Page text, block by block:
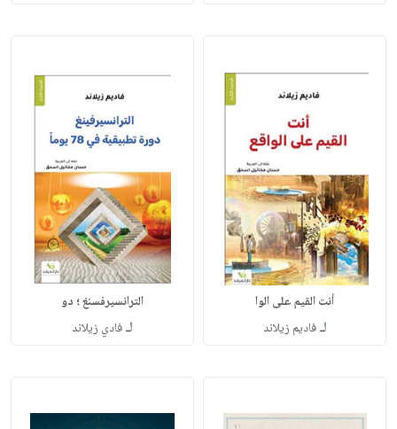
أنت القيم على الوا
لـفاديم زيلاند
الترانسيرفسنغ ؛ دو
لـفادي زيلاند